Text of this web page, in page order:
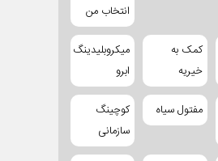
انتخاب من
کمک به
خیریه
میکروبلیدینگ
ابرو
مفتول سیاه
کوچینگ
سازمانی